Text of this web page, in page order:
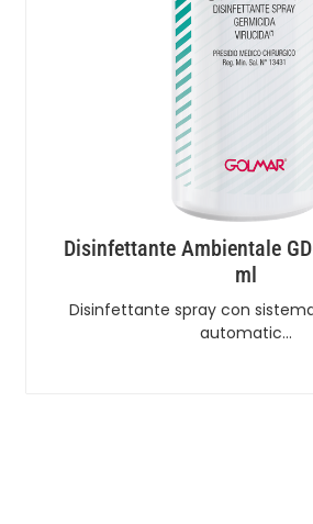
Disinfettante Ambientale
ml
Disinfettante spray con
automatic…